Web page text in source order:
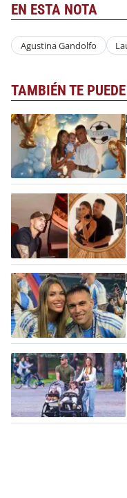
EN ESTA NOTA
Agustina Gandolfo
TAMBIÉN TE